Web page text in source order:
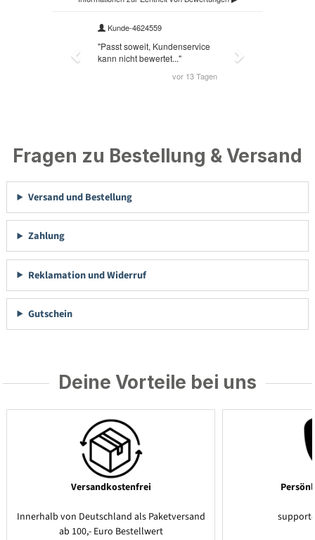
Fragen zu Bestellung & Versand
Versand und Bestellung
Zahlung
Reklamation und Widerruf
Gutschein
Deine Vorteile bei uns
Versandkostenfrei
Innerhalb von Deutschland als Paketversand
ab 100,- Euro Bestellwert